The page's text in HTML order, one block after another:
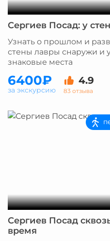
Сергиев Посад: у
Узнать о прошлом и
стены лавры снаружи и
знаковые места
6400₽ 4.9
83 отзыва
за экскурсию
Сергиев Посад
время